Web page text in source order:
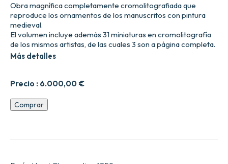
Precio : 6.000,00 €
Obra magnífica completamente cromolitografiada que
reproduce los ornamentos de los manuscritos con pintura
medieval.
El volumen incluye además 31 miniaturas en cromolitografía
de los mismos artistas, de las cuales 3 son a página completa.
Más detalles
La
Vida
Comprar